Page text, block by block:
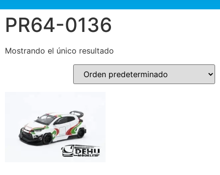
PR64-0136
Mostrando el único resultado